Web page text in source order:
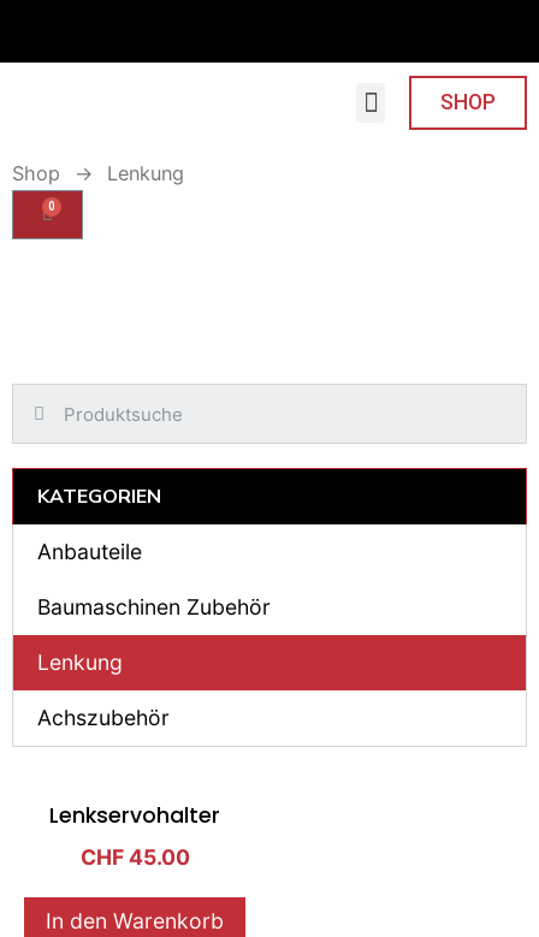
SHOP
Shop → Lenkung
0
KATEGORIEN
Anbauteile
Baumaschinen Zubehör
Lenkung
Achszubehör
Lenkservohalter
CHF45.00
In den Warenkorb